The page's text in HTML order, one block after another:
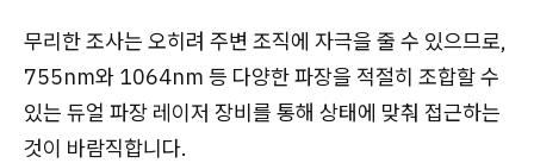
무리한 조사는 오히려 주변 조직에 자극을 줄 수 있으므로,
755nm와 1064nm 등 다양한 파장을 적절히 조합할 수
있는 듀얼 파장 레이저 장비를 통해 상태에 맞춰 접근하는
것이 바람직합니다.